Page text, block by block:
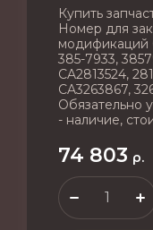
Купить
Номер для
модификаций
385-7933,
CA2813524,
CA3263867,
Обязательно
- наличие,
74 803 р.